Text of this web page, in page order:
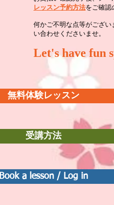
レッスン予約方法をご確認
何かご不明な点等がござい
い合わせくださいませ。
Let's have fun
無料体験レッスン
受講方法
Book a lesson / Log in